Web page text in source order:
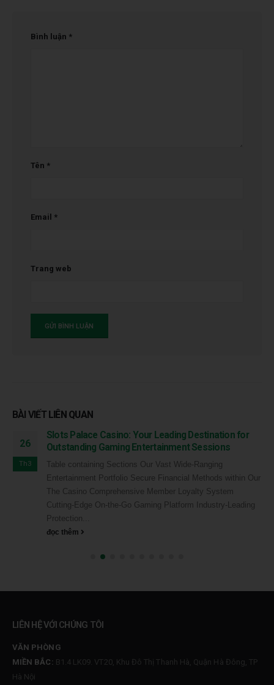
Bình luận *
Tên *
Email *
Trang web
BÀI VIẾT LIÊN QUAN
26
Th3
Slots Palace Casino: Your Leading Destination for
Outstanding Gaming Entertainment Sessions
Table containing Sections Our Vast Wide-Ranging
Entertainment Portfolio Secure Financial Methods within Our
The Casino Comprehensive Member Loyalty System
Cutting-Edge On-the-Go Gaming Platform Industry-Leading
Protection...
đọc thêm
LIÊN HỆ VỚI CHÚNG TÔI
VĂN PHÒNG
MIỀN BẮC: B1.4 LK09. VT20, Khu Đô Thị Thanh Hà, Quận Hà Đông, TP
Hà Nội